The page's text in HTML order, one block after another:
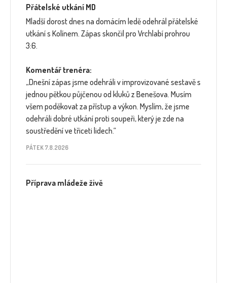
Přátelské utkání MD
Mladší dorost dnes na domácím ledě odehrál přátelské
utkání s Kolínem. Zápas skončil pro Vrchlabí prohrou
3:6.
Komentář trenéra:
„Dnešní zápas jsme odehráli v improvizované sestavě s
jednou pětkou půjčenou od kluků z Benešova. Musím
všem poděkovat za přístup a výkon. Myslím, že jsme
odehráli dobré utkání proti soupeři, který je zde na
soustředění ve třiceti lidech.“
PÁTEK 7.8.2026
Příprava mládeže živě